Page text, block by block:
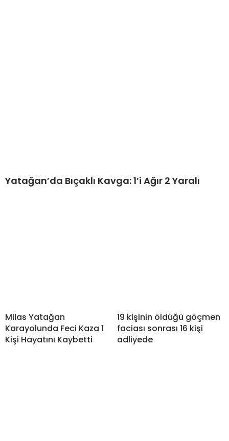
Yatağan’da Bıçaklı Kavga: 1’i Ağır 2 Yaralı
Milas Yatağan
Karayolunda Feci Kaza 1
Kişi Hayatını Kaybetti
19 kişinin öldüğü göçmen
faciası sonrası 16 kişi
adliyede